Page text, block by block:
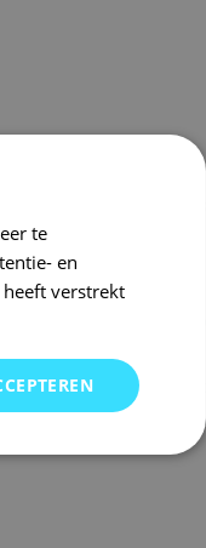
voordelig met
voorhand de blanke
autolak
arsenaal. De
uit voorraad
kunt vinden. Maar
scooters,
te
en
verstrekt